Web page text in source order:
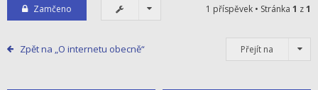
Zamčeno 1 příspěvek • Stránka 1 z1
Zpět na „O internetu obecně“ Přejít na